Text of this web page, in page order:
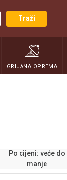
Traži
GRIJANA OPREMA
Po cijeni: veće do
manje